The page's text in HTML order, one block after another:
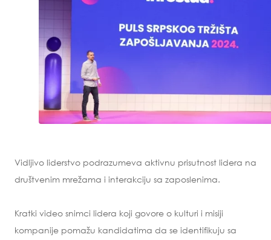
Vidljivo liderstvo podrazumeva aktivnu prisutnost lidera na
društvenim mrežama i interakciju sa zaposlenima.
Kratki video snimci lidera koji govore o kulturi i misiji
kompanije pomažu kandidatima da se identifikuju sa